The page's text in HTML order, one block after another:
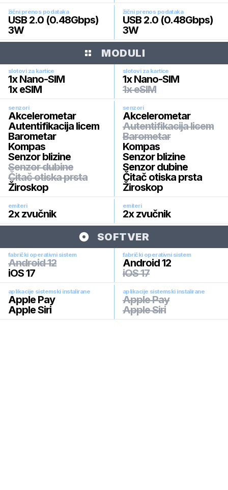
žični prenos podataka
USB 2.0 (0.48Gbps)
3W
žični prenos podataka
USB 2.0 (0.48Gbps)
3W
MODULI
slotovi za kartice
1x Nano-SIM
1x eSIM
slotovi za kartice
1x Nano-SIM
1x eSIM
senzori
Akcelerometar
Autentifikacija licem
Barometar
Kompas
Senzor blizine
Senzor dubine
Čitač otiska prsta
Žiroskop
senzori
Akcelerometar
Autentifikacija licem
Barometar
Kompas
Senzor blizine
Senzor dubine
Čitač otiska prsta
Žiroskop
emiteri
2x zvučnik
emiteri
2x zvučnik
SOFTVER
fabrički operativni sistem
Android 12
iOS 17
fabrički operativni sistem
Android 12
iOS 17
aplikacije sistemski instalirane
Apple Pay
Apple Siri
aplikacije sistemski instalirane
Apple Pay
Apple Siri